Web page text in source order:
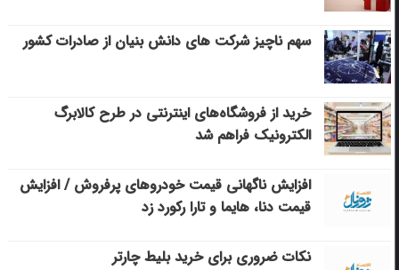
سهم ناچیز شرکت های دانش بنیان از صادرات کشور
خرید از فروشگاه‌های اینترنتی در طرح کالابرگ
الکترونیک فراهم شد
افزایش ناگهانی قیمت خودروهای پرفروش / افزایش
قیمت دنا، هایما و تارا رکورد زد
نکات ضروری برای خرید بلیط چارتر